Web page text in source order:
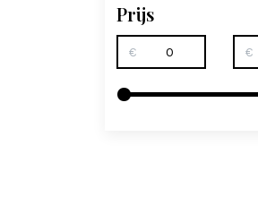
Prijs
€ €